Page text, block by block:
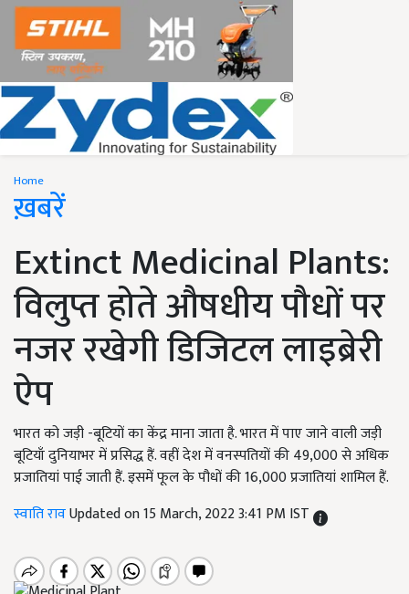
Home
ख़बरें
Extinct Medicinal Plants:
विलुप्त होते औषधीय पौधों पर
नजर रखेगी डिजिटल लाइब्रेरी
ऐप
भारत को जड़ी -बूटियों का केंद्र माना जाता है. भारत में पाए जाने वाली जड़ी
बूटियाँ दुनियाभर में प्रसिद्ध हैं. वहीं देश में वनस्पतियों की 49,000 से अधिक
प्रजातियां पाई जाती हैं. इसमें फूल के पौधों की 16,000 प्रजातियां शामिल हैं.
स्वाति रावUpdated on 15 March, 2022 3:41 PM IST